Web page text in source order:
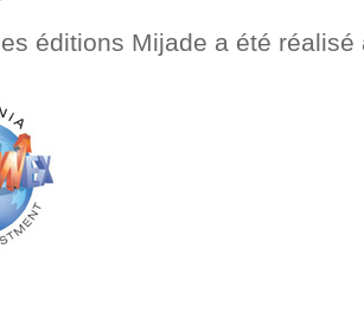
éditions Mijade a été réalisé